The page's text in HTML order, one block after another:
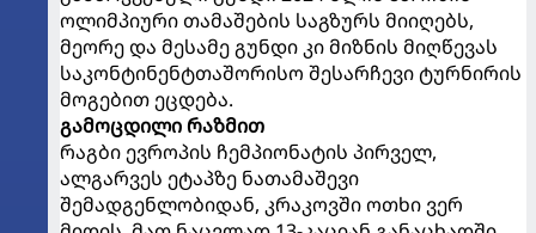
ოლიმპიური თამაშების საგზურს მიიღებს,
მეორე და მესამე გუნდი კი მიზნის მიღწევას
საკონტინენტთაშორისო შესარჩევი ტურნირის
მოგებით ეცდება.
გამოცდილი რაზმით
რაგბი ევროპის ჩემპიონატის პირველ,
ალგარვეს ეტაპზე ნათამაშევი
შემადგენლობიდან, კრაკოვში ოთხი ვერ